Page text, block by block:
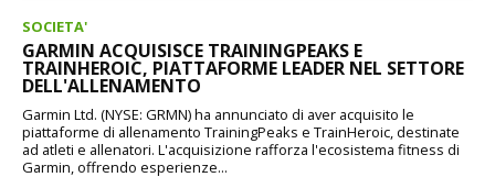
SOCIETA'
GARMIN ACQUISISCE TRAININGPEAKS E
TRAINHEROIC, PIATTAFORME LEADER NEL SETTORE
DELL'ALLENAMENTO
Garmin Ltd. (NYSE: GRMN) ha annunciato di aver acquisito le
piattaforme di allenamento TrainingPeaks e TrainHeroic, destinate
ad atleti e allenatori. L'acquisizione rafforza l'ecosistema fitness di
Garmin, offrendo esperienze...